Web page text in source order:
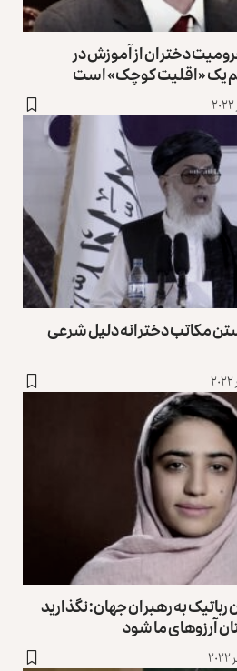
دختران از آموزش در
یک «اقلیت کوچک» است
مکاتب دخترانه دلیل شرعی
رباتیک به رهبران جهان: نگذارید
آرزوهای ما شود